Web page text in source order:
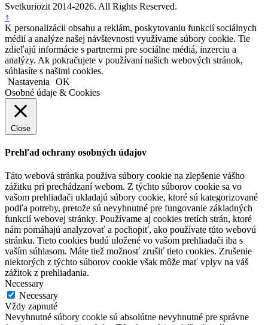
Svetkuriozit 2014-2026. All Rights Reserved.
↑
K personalizácii obsahu a reklám, poskytovaniu funkcií sociálnych
médií a analýze našej návštevnosti využívame súbory cookie. Tie
zdieľajú informácie s partnermi pre sociálne médiá, inzerciu a
analýzy. Ak pokračujete v používaní našich webových stránok,
súhlasíte s našimi cookies.
Nastavenia
OK
Osobné údaje & Cookies
Close
Prehľad ochrany osobných údajov
Táto webová stránka používa súbory cookie na zlepšenie vášho
zážitku pri prechádzaní webom. Z týchto súborov cookie sa vo
vašom prehliadači ukladajú súbory cookie, ktoré sú kategorizované
podľa potreby, pretože sú nevyhnutné pre fungovanie základných
funkcií webovej stránky. Používame aj cookies tretích strán, ktoré
nám pomáhajú analyzovať a pochopiť, ako používate túto webovú
stránku. Tieto cookies budú uložené vo vašom prehliadači iba s
vaším súhlasom. Máte tiež možnosť zrušiť tieto cookies. Zrušenie
niektorých z týchto súborov cookie však môže mať vplyv na váš
zážitok z prehliadania.
Necessary
Necessary
Vždy zapnuté
Nevyhnutné súbory cookie sú absolútne nevyhnutné pre správne